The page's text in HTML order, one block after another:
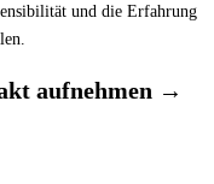
und die Erfahrung
aufnehmen →